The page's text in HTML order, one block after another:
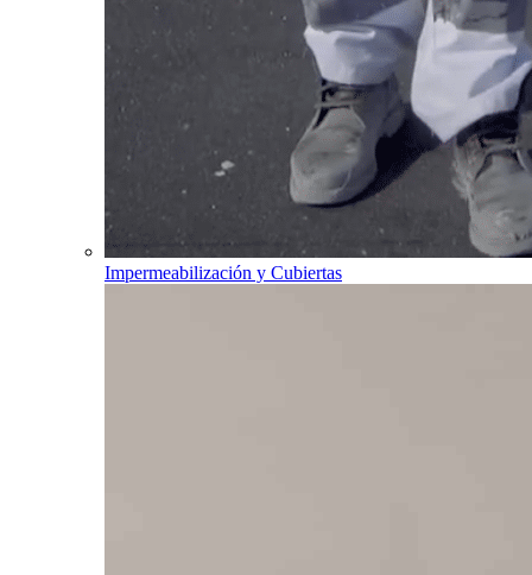
Impermeabilización y Cubiertas